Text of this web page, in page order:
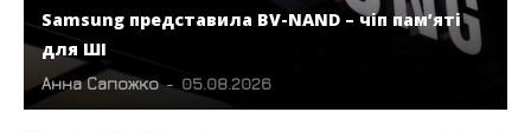
Samsung представила BV-NAND – чіп пам’яті
для ШІ
Анна Сапожко - 05.08.2026